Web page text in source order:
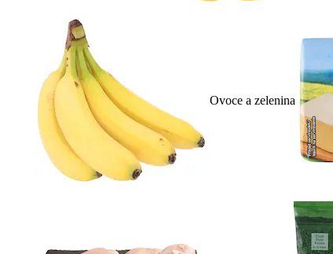
Ovoce a zelenina